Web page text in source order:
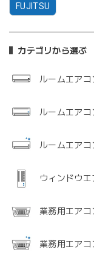
FUJITSU
カテゴリから選ぶ
ルームエアコ
ルームエアコ
ルームエアコ
ウィンドウエ
業務用エアコ
業務用エアコ